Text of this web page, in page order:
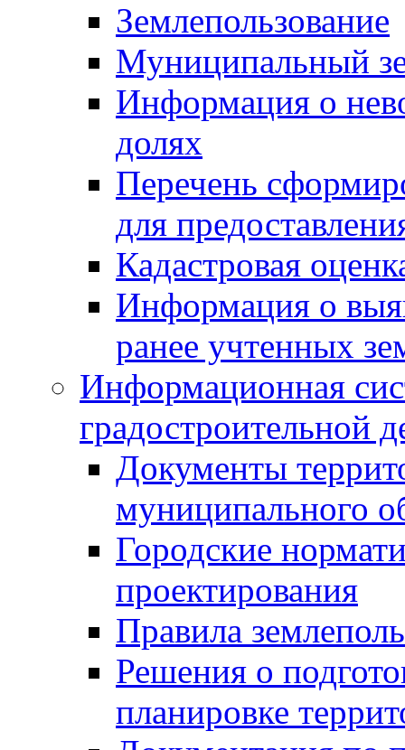
Землепользование
Муниципальный
Информация о
долях
Перечень
для
Кадастровая
Информация о
ранее учтенных
Информационная
градостроительной
Документы
муниципального
Городские
проектирования
Правила
Решения о
планировке